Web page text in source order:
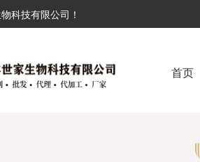
科技有限公司！
首页